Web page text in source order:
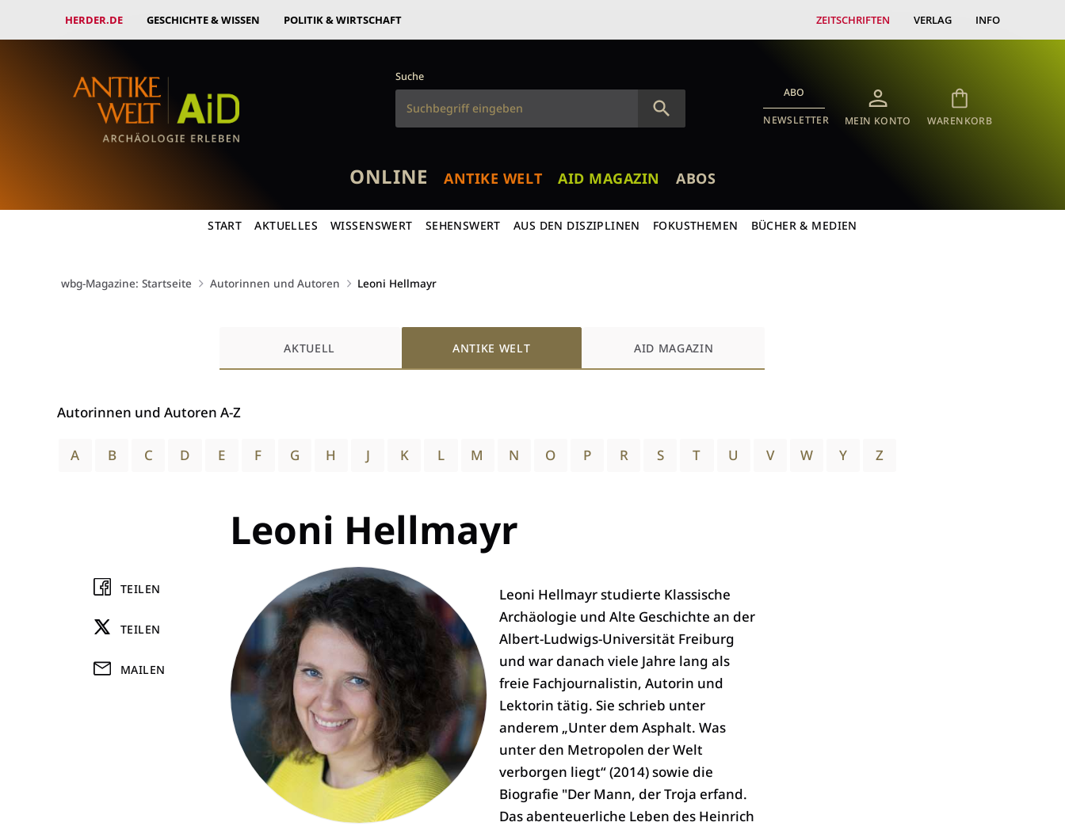
HERDER.DE GESCHICHTE & WISSEN POLITIK & WIRTSCHAFT ZEITSCHRIFTEN VERLAG INFO
Suche
ABO
NEWSLETTER MEIN KONTO WARENKORB
ONLINE ANTIKE WELT AID MAGAZIN ABOS
START AKTUELLES WISSENSWERT SEHENSWERT AUS DEN DISZIPLINEN FOKUSTHEMEN BÜCHER & MEDIEN
wbg-Magazine: Startseite Autorinnen und Autoren Leoni Hellmayr
AKTUELL ANTIKE WELT AID MAGAZIN
Autorinnen und Autoren A-Z
A B C D E F G H J K L M N O P R S T U V W Y Z
Leoni Hellmayr
Leoni Hellmayr studierte Klassische
Archäologie und Alte Geschichte an der
Albert-Ludwigs-Universität Freiburg
und war danach viele Jahre lang als
freie Fachjournalistin, Autorin und
Lektorin tätig. Sie schrieb unter
anderem „Unter dem Asphalt. Was
unter den Metropolen der Welt
verborgen liegt“ (2014) sowie die
Biografie "Der Mann, der Troja erfand.
Das abenteuerliche Leben des Heinrich
TEILEN
TEILEN
MAILEN